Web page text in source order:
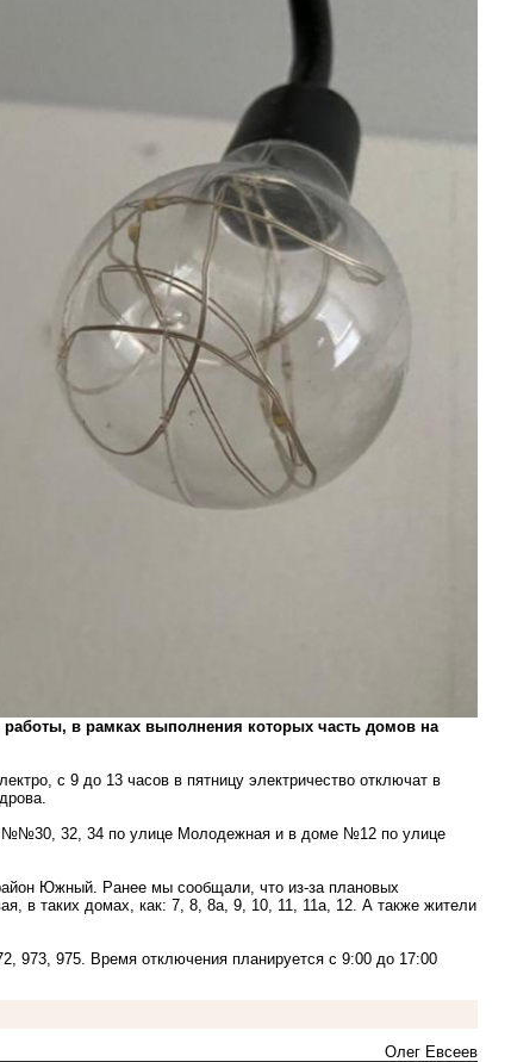
в рамках выполнения которых часть домов на
с 9 до 13 часов в пятницу электричество отключат в
№№30, 32, 34 по улице Молодежная и в доме №12 по улице
Южный . Ранее мы сообщали, что из-за плановых
в таких домах, как: 7, 8, 8а, 9, 10, 11, 11а, 12. А также жители
973, 975. Время отключения планируется с 9:00 до 17:00
Олег Евсеев